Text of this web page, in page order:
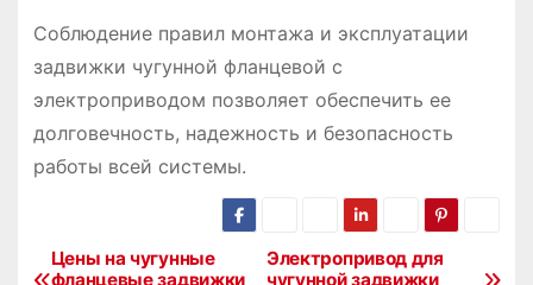
Соблюдение правил монтажа и эксплуатации
задвижки чугунной фланцевой с
электроприводом позволяет обеспечить ее
долговечность, надежность и безопасность
работы всей системы.
Н
Электропривод для
чугунной задвижки
Цены на чугунные
фланцевые задвижки